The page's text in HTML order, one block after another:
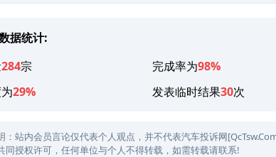
据统计:
284宗 完成率为98%
29% 发表临时结果30次
：站内会员言论仅代表个人观点，并不代表汽车投诉网
同授权许可，任何单位与个人不得转载，如需转载请联系!